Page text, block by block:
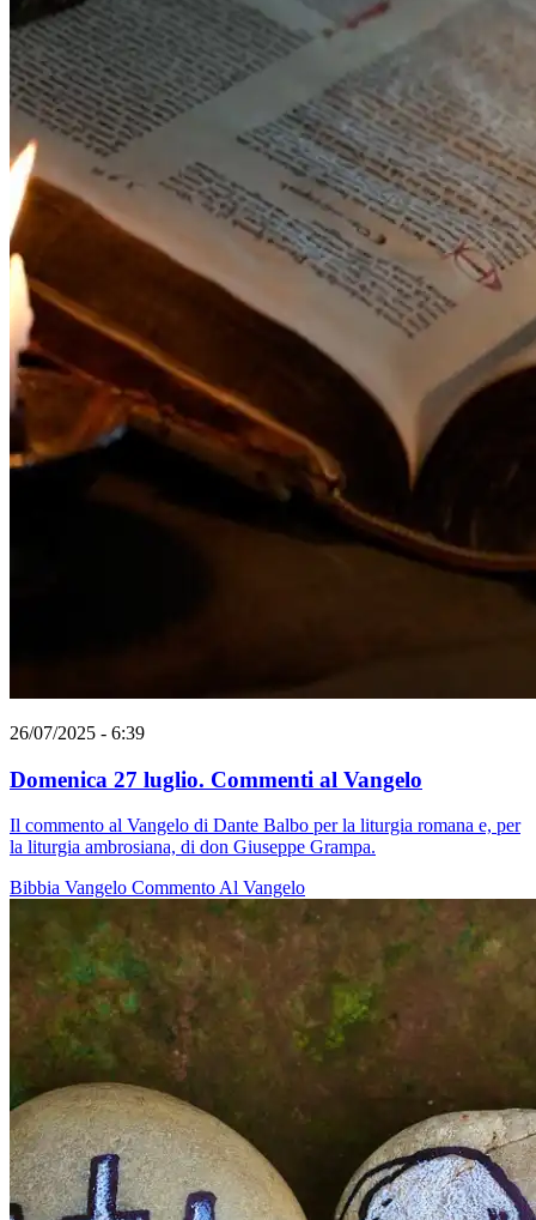
26/07/2025 - 6:39
Domenica 27 luglio. Commenti al Vangelo
Il commento al Vangelo di Dante Balbo per la liturgia romana e, per
la liturgia ambrosiana, di don Giuseppe Grampa.
Bibbia Vangelo Commento Al Vangelo